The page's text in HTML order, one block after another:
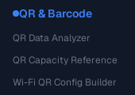
QR & Barcode
QR Data Analyzer
QR Capacity Reference
Wi-Fi QR Config Builder